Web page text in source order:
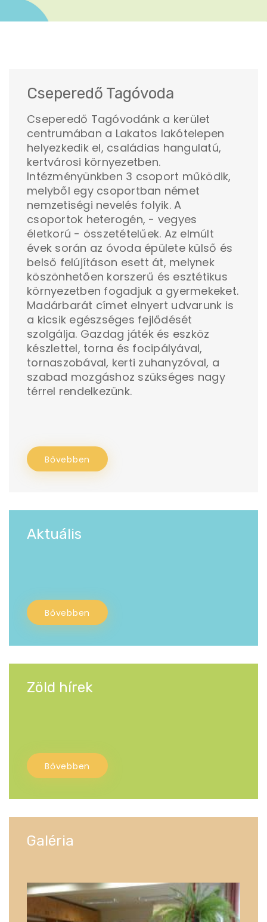
Cseperedő Tagóvoda
Cseperedő Tagóvodánk a kerület
centrumában a Lakatos lakótelepen
helyezkedik el, családias hangulatú,
kertvárosi környezetben.
Intézményünkben 3 csoport működik,
melyből egy csoportban német
nemzetiségi nevelés folyik. A
csoportok heterogén, - vegyes
életkorú - összetételűek. Az elmúlt
évek során az óvoda épülete külső és
belső felújításon esett át, melynek
köszönhetően korszerű és esztétikus
környezetben fogadjuk a gyermekeket.
Madárbarát címet elnyert udvarunk is
a kicsik egészséges fejlődését
szolgálja. Gazdag játék és eszköz
készlettel, torna és focipályával,
tornaszobával, kerti zuhanyzóval, a
szabad mozgáshoz szükséges nagy
térrel rendelkezünk.
Bővebben
Aktuális
Bővebben
Zöld hírek
Bővebben
Galéria